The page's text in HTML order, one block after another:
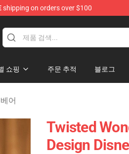
shipping on orders over $100
쇼핑 주문 추적 블로그
어
Twisted
Design